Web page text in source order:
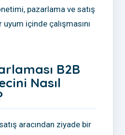
pazarlama ve satış
içinde çalışmasını
B2B
Nasıl
aracından ziyade bir